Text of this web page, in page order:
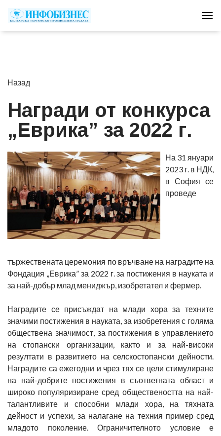
Назад
Награди от конкурса
„Еврика” за 2022 г.
На 31 януари
2023 г. в НДК,
в София се
проведе
тържествената церемония по връчване на наградите на
Фондация „Еврика” за 2022 г. за постижения в науката и
за най-добър млад мениджър, изобретател и фермер.
Наградите се присъждат на млади хора за техните
значими постижения в науката, за изобретения с голяма
обществена значимост, за постижения в управлението
на стопански организации, както и за най-високи
резултати в развитието на селскостопански дейности.
Наградите са ежегодни и чрез тях се цели стимулиране
на най-добрите постижения в съответната област и
широко популяризиране сред обществеността на най-
талантливите и способни млади хора, на тяхната
дейност и успехи, за налагане на техния пример сред
младото поколение. Ограничителното условие е